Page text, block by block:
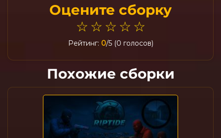
Оцените сборку
☆ ☆ ☆ ☆ ☆
Рейтинг: 0/5 (0 голосов)
Похожие сборки